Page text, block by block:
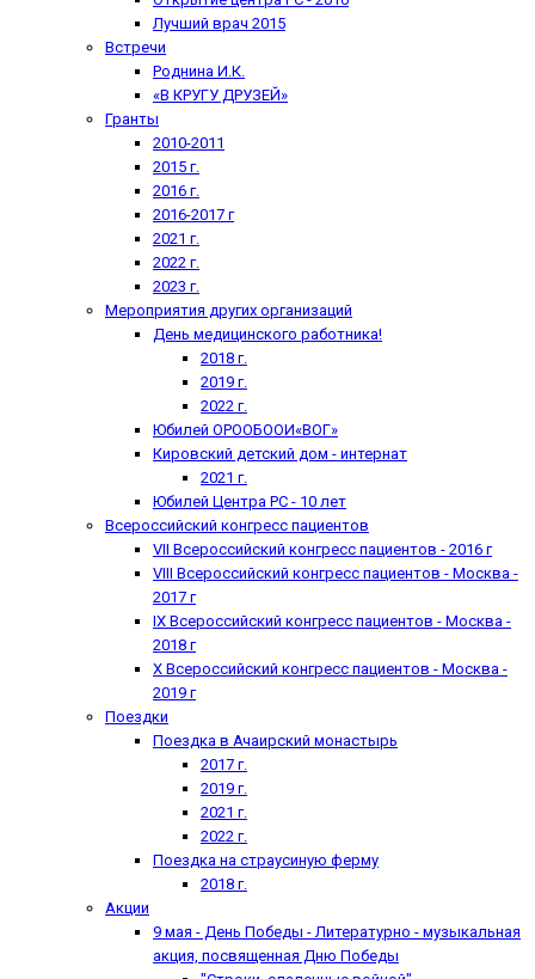
Лучший врач 2015
Встречи
Роднина И.К.
«В КРУГУ ДРУЗЕЙ»
Гранты
2010-2011
2015 г.
2016 г.
2016-2017 г
2021 г.
2022 г.
2023 г.
Мероприятия других организаций
День медицинского работника!
2018 г.
2019 г.
2022 г.
Юбилей ОРООБООИ«ВОГ»
Кировский детский дом - интернат
2021 г.
Юбилей Центра РС - 10 лет
Всероссийский конгресс пациентов
VII Всероссийский конгресс пациентов - 2016 г
VIII Всероссийский конгресс пациентов - Москва -
2017 г
IX Всероссийский конгресс пациентов - Москва -
2018 г
X Всероссийский конгресс пациентов - Москва -
2019 г
Поездки
Поездка в Ачаирский монастырь
2017 г.
2019 г.
2021 г.
2022 г.
Поездка на страусиную ферму
2018 г.
Акции
9 мая - День Победы - Литературно - музыкальная
акция, посвященная Дню Победы